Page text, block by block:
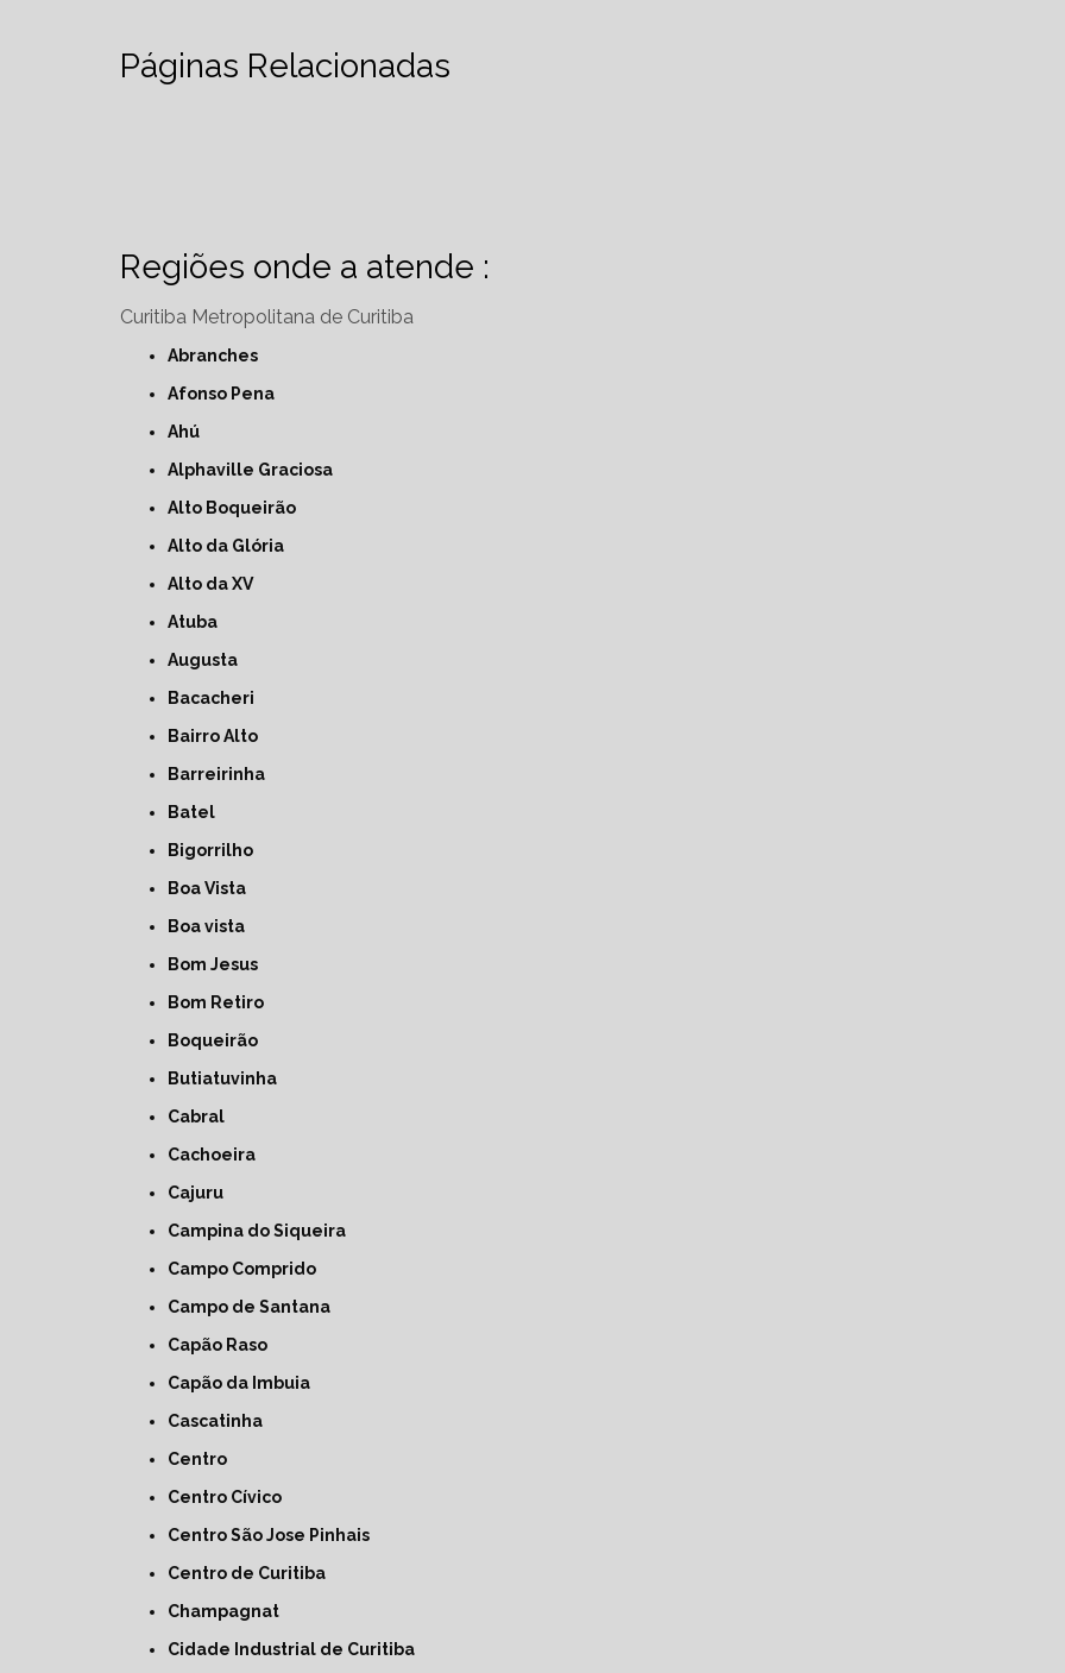
Páginas Relacionadas
Regiões onde a atende :
Curitiba Metropolitana de Curitiba
Abranches
Afonso Pena
Ahú
Alphaville Graciosa
Alto Boqueirão
Alto da Glória
Alto da XV
Atuba
Augusta
Bacacheri
Bairro Alto
Barreirinha
Batel
Bigorrilho
Boa Vista
Boa vista
Bom Jesus
Bom Retiro
Boqueirão
Butiatuvinha
Cabral
Cachoeira
Cajuru
Campina do Siqueira
Campo Comprido
Campo de Santana
Capão Raso
Capão da Imbuia
Cascatinha
Centro
Centro Cívico
Centro São Jose Pinhais
Centro de Curitiba
Champagnat
Cidade Industrial de Curitiba